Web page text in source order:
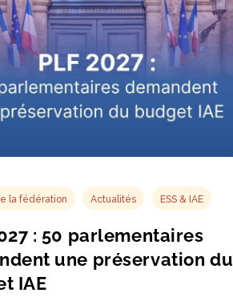
la fédération Actualités ESS & IAE
: 50 parlementaires
une préservation du
IAE